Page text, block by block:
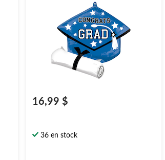
16,99 $
36 en stock